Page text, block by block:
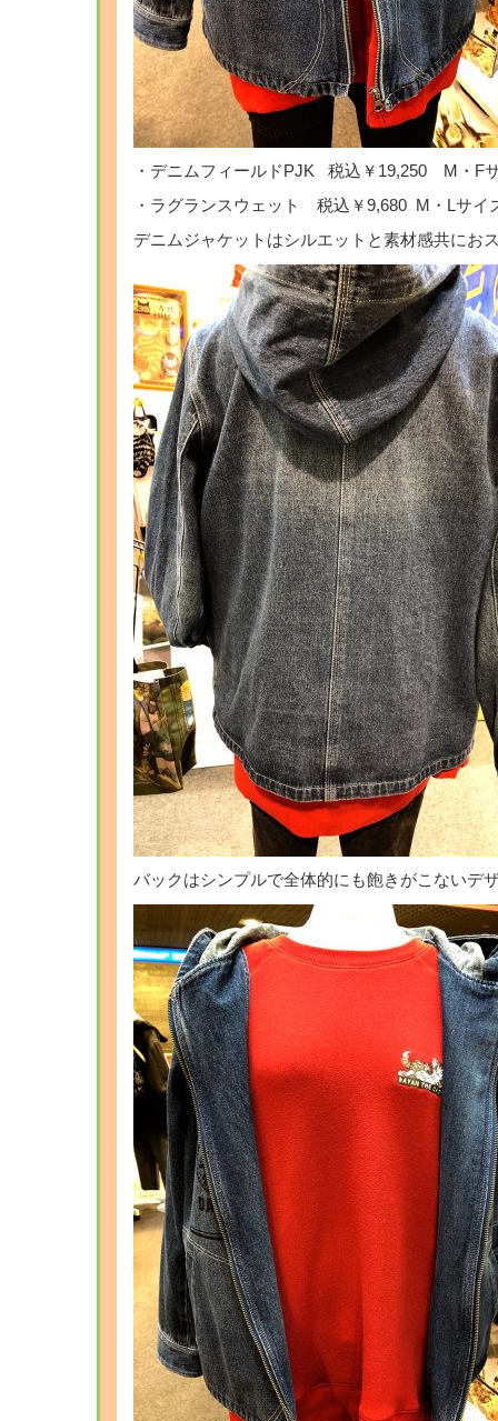
・デニムフィールドPJK 税込￥19,250 M・F
・ラグランスウェット 税込￥9,680 M・Lサイ
デニムジャケットはシルエットと素材感共にお
バックはシンプルで全体的にも飽きがこないデ